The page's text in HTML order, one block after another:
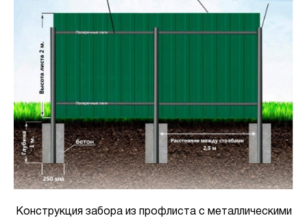
Конструкция забора из профлиста с металлическими